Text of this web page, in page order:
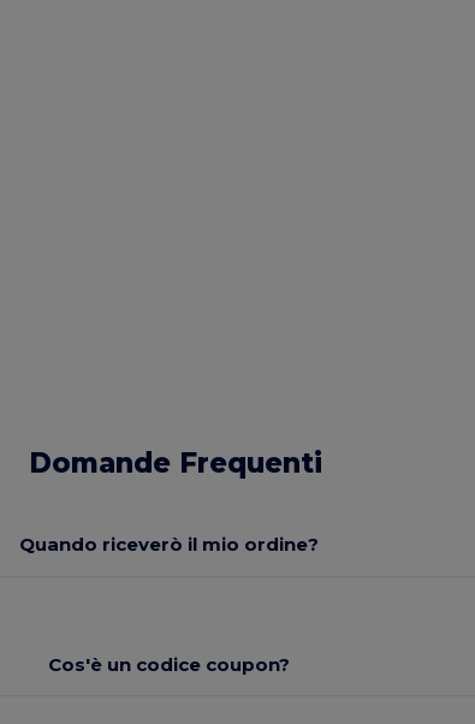
Domande Frequenti
Quando riceverò il mio ordine?
Cos'è un codice coupon?